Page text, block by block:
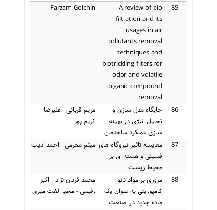
85
A review of bio
filtration and its
usages in air
pollutants removal
techniques and
biotrickling filters for
odor and volatile
organic compound
removal
Farzam Golchin
86
جایگاه مدل سازی و
تحلیل انرژی در بهینه
سازی عملکرد ساختمان
مریم قربانی - علیرضا
کریم پور
87
مقایسه تاثیر نیروگاه های
فسیلی و هسته ای بر
محیط زیست
میثم محرمی - احمد ادیب
88
مروری بر مواد نانو
کامپوزیتی به عنوان یک
ماده جدید در صنعت
محمد قربان نژاد - اکبر
رفیعی - محیا الفت میری